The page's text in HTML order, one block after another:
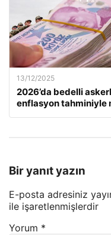
13/12/2025
2026’da bedelli
enflasyon tahminiyle
Bir yanıt yazın
E-posta adresiniz
ile işaretlenmişlerdir
Yorum *